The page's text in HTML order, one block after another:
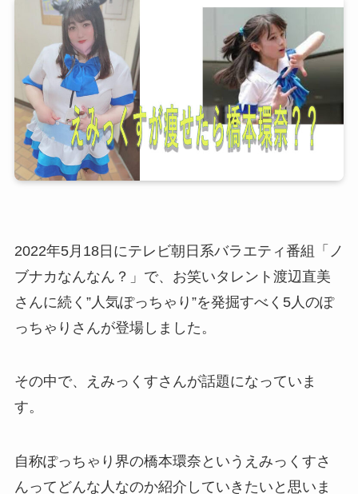
2022年5月18日にテレビ朝日系バラエティ番組「ノ
ブナカなんなん？」で、お笑いタレント渡辺直美
さんに続く”人気ぽっちゃり”を発掘すべく5人のぽ
っちゃりさんが登場しました。
その中で、えみっくすさんが話題になっていま
す。
自称ぽっちゃり界の橋本環奈というえみっくすさ
んってどんな人なのか紹介していきたいと思いま